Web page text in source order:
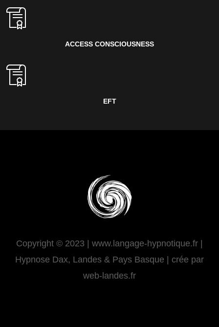
ACCESS CONSCIOUSNESS
EFT
Copyright © 2023 | www.langage-hypnotique.fr |
Hypnose Dax, Landes & Pays Basque | crée par
web-landes.fr